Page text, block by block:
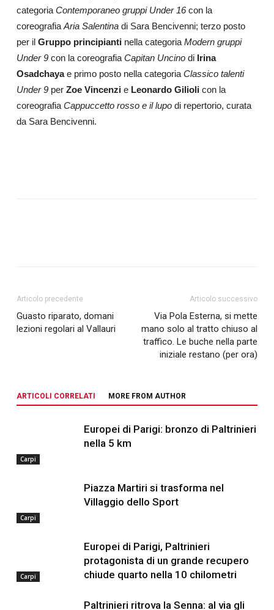
categoria Contemporaneo gruppi Under 16con la
coreografia Aria Salentina di Sara Bencivenni; terzo posto
per il Gruppo principiantinella categoria Modern gruppi
Under 9 con la coreografia Capitan Uncinodi Irina
Osadchayae primo posto nella categoria Classico talenti
Under 9per Zoe Vincenzie Leonardo Gilioli con la
coreografia Cappuccetto rosso e il lupodi repertorio, curata
da Sara Bencivenni.
Articolo precedente
Guasto riparato, domani
lezioni regolari al Vallauri
Articolo successivo
Via Pola Esterna, si mette
mano solo al tratto chiuso al
traffico. Le buche nella parte
iniziale restano (per ora)
ARTICOLI CORRELATI MORE FROM AUTHOR
Carpi
Europei di Parigi: bronzo di Paltrinieri
nella 5 km
Carpi
Piazza Martiri si trasforma nel
Villaggio dello Sport
Carpi
Europei di Parigi, Paltrinieri
protagonista di un grande recupero
chiude quarto nella 10 chilometri
Paltrinieri ritrova la Senna: al via gli